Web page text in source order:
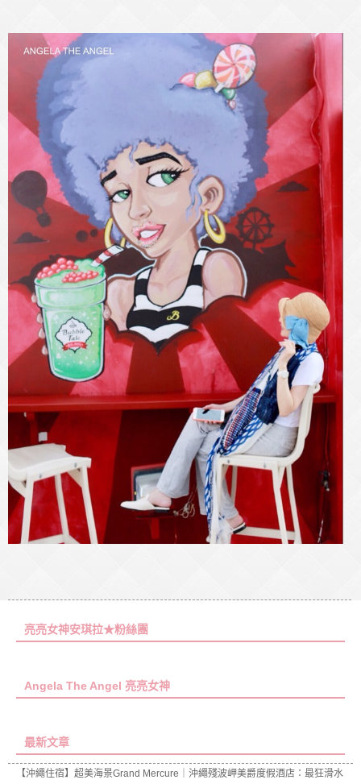
亮亮女神安琪拉★粉絲團
Angela The Angel 亮亮女神
最新文章
【沖繩住宿】超美海景Grand Mercure｜沖繩殘波岬美爵度假酒店：最狂滑水